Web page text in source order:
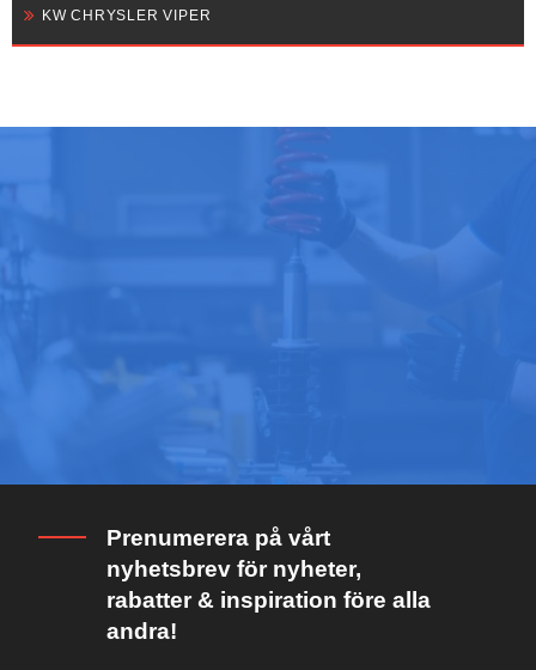
KW CHRYSLER VIPER
Prenumerera på vårt
nyhetsbrev för nyheter,
rabatter & inspiration före alla
andra!